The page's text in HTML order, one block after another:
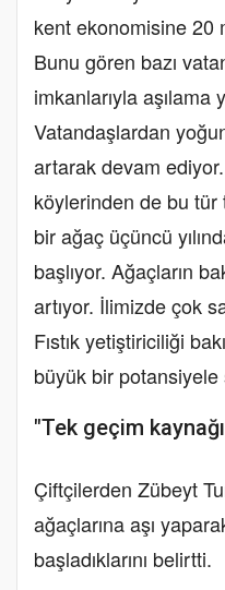
kent ekonomisine 20
Bunu gören bazı
imkanlarıyla aşılama
Vatandaşlardan
artarak devam ediyor.
köylerinden de bu tür
bir ağaç üçüncü
başlıyor. Ağaçların
artıyor. İlimizde çok
Fıstık yetiştiriciliği
büyük bir potansiyele
"Tek geçim
Çiftçilerden Zübeyt
ağaçlarına aşı
başladıklarını belirtti.